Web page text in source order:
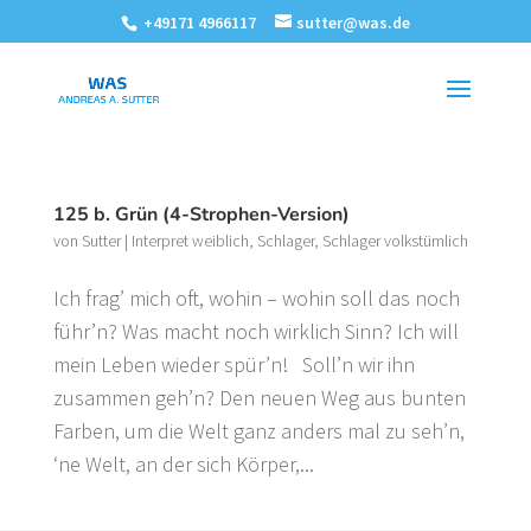
+49171 4966117 sutter@was.de
125 b. Grün (4-Strophen-Version)
von Sutter| Interpret weiblich, Schlager, Schlager volkstümlich
Ich frag’ mich oft, wohin – wohin soll das noch
führ’n? Was macht noch wirklich Sinn? Ich will
mein Leben wieder spür’n! Soll’n wir ihn
zusammen geh’n? Den neuen Weg aus bunten
Farben, um die Welt ganz anders mal zu seh’n,
‘ne Welt, an der sich Körper,...